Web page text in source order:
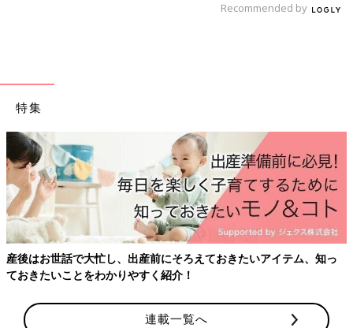
者の声もありますが。
がないんだろうなと思います。でもいないんだなあと思うときは
寂しいですね。
――出来上がったコミックスをみてどう思いましたか？
御手洗 将来むすめに見せるつもりですが『でも覚えてないも
ん』って100％言われると思うんですが、漫画に描いたとおりの
応酬をするんだろうな～って思います。
Recommended by
特集
産後はお世話で大忙し、出産前にそろえておきたいアイテム、知っ
ておきたいことをわかりやすく紹介！
連載一覧へ